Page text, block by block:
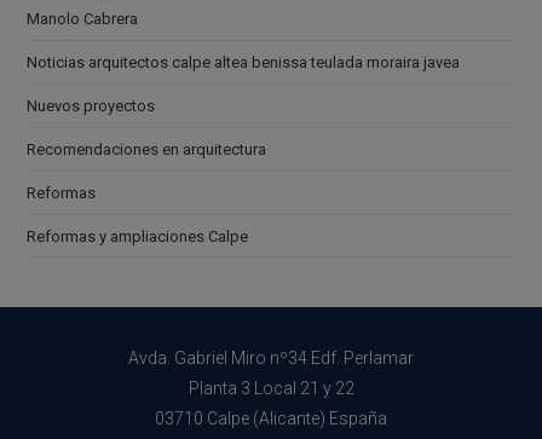
Manolo Cabrera
Noticias arquitectos calpe altea benissa teulada moraira javea
Nuevos proyectos
Recomendaciones en arquitectura
Reformas
Reformas y ampliaciones Calpe
Avda. Gabriel Miro nº34 Edf. Perlamar
Planta 3 Local 21 y 22
03710 Calpe (Alicante) España